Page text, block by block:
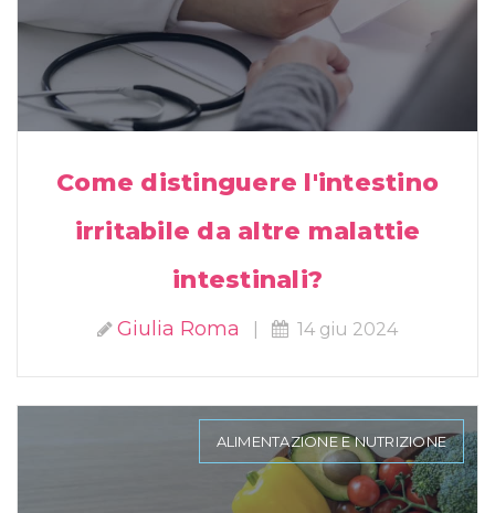
Come distinguere l'intestino
irritabile da altre malattie
intestinali?
Giulia Roma 14 giu 2024
ALIMENTAZIONE E NUTRIZIONE